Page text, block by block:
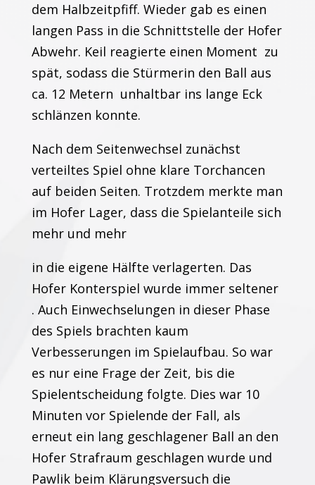
dem Halbzeitpfiff. Wieder gab es einen
langen Pass in die Schnittstelle der Hofer
Abwehr. Keil reagierte einen Moment zu
spät, sodass die Stürmerin den Ball aus
ca. 12 Metern unhaltbar ins lange Eck
schlänzen konnte.
Nach dem Seitenwechsel zunächst
verteiltes Spiel ohne klare Torchancen
auf beiden Seiten. Trotzdem merkte man
im Hofer Lager, dass die Spielanteile sich
mehr und mehr
in die eigene Hälfte verlagerten. Das
Hofer Konterspiel wurde immer seltener
. Auch Einwechselungen in dieser Phase
des Spiels brachten kaum
Verbesserungen im Spielaufbau. So war
es nur eine Frage der Zeit, bis die
Spielentscheidung folgte. Dies war 10
Minuten vor Spielende der Fall, als
erneut ein lang geschlagener Ball an den
Hofer Strafraum geschlagen wurde und
Pawlik beim Klärungsversuch die